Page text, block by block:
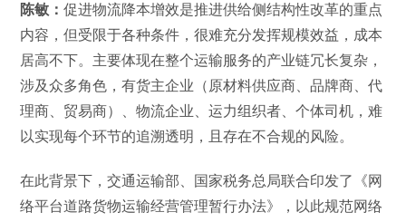
陈敏：促进物流降本增效是推进供给侧结构性改革的重点
内容，但受限于各种条件，很难充分发挥规模效益，成本
居高不下。主要体现在整个运输服务的产业链冗长复杂，
涉及众多角色，有货主企业（原材料供应商、品牌商、代
理商、贸易商）、物流企业、运力组织者、个体司机，难
以实现每个环节的追溯透明，且存在不合规的风险。
在此背景下，交通运输部、国家税务总局联合印发了《网
络平台道路货物运输经营管理暂行办法》，以此规范网络